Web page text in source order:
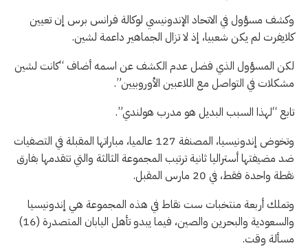
وكشف مسؤول في الاتحاد الإندونيسي لوكالة فرانس برس إن تعيين
كلايفرت لم يكن شعبيا، إذ لا تزال الجماهير داعمة لشين.
لكن المسؤول الذي فضل عدم الكشف عن اسمه أضاف “كانت لشين
مشكلات في التواصل مع اللاعبين الأوروبيين”.
تابع “لهذا السبب البديل هو مدرب هولندي”.
وتخوض إندونيسيا، المصنفة 127 عالميا، مباراتها المقبلة في التصفيات
ضد مضيفتها أستراليا ثانية ترتيب المجموعة الثالثة والتي تتقدمها بفارق
نقطة واحدة فقط، في 20 مارس المقبل.
وتملك أربعة منتخبات ست نقاط في هذه المجموعة هي إندونيسيا
والسعودية والبحرين والصين، فيما يبدو تأهل اليابان المتصدرة (16)
مسألة وقت.